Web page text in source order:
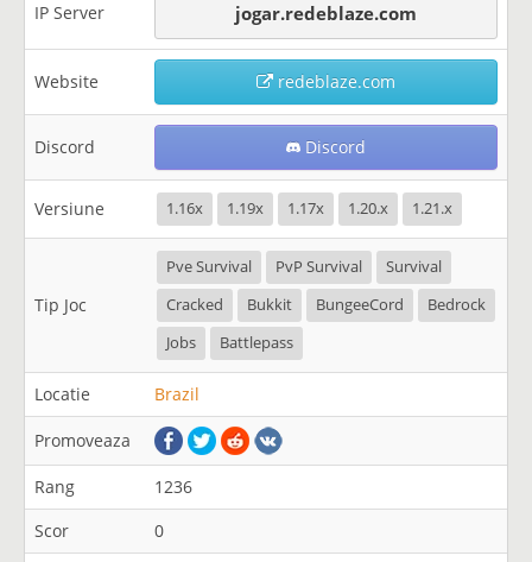
IP Server jogar.redeblaze.com
Website redeblaze.com
Discord Discord
Versiune 1.16x 1.19x 1.17x 1.20.x 1.21.x
Tip Joc
Pve Survival PvP Survival
Survival
Cracked
Bukkit BungeeCord
Bedrock
Jobs
Battlepass
Locatie Brazil
Promoveaza
Rang
1236
Scor
0